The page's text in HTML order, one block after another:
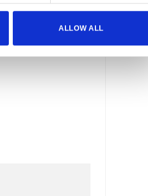
ALLOW ALL